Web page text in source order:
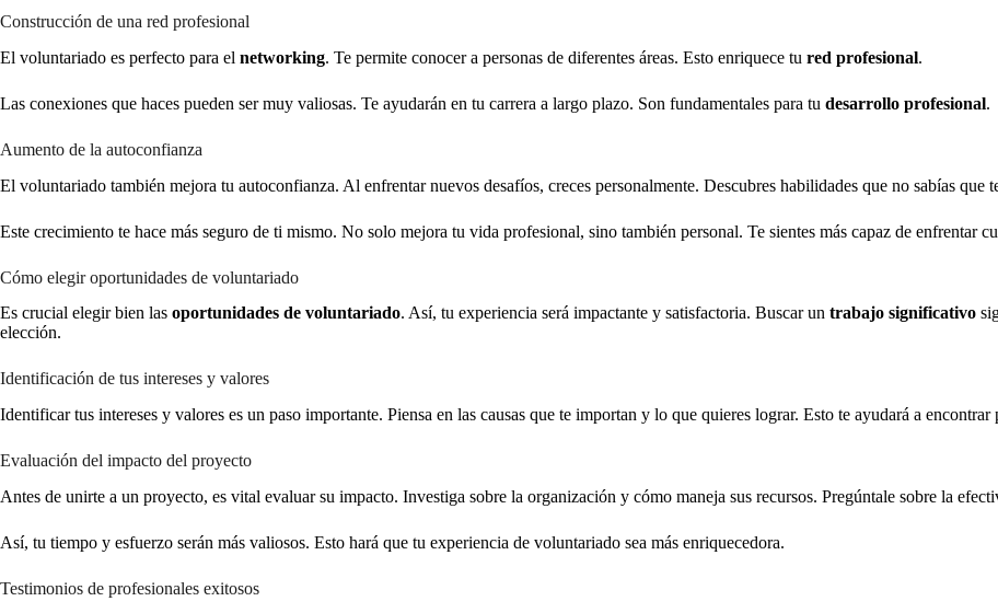
Construcción de una red profesional
El voluntariado es perfecto para el networking. Te permite conocer a personas de diferentes áreas. Esto enriquece tu red profesional.
Las conexiones que haces pueden ser muy valiosas. Te ayudarán en tu carrera a largo plazo. Son fundamentales para tu desarrollo profesional.
Aumento de la autoconfianza
El voluntariado también mejora tu autoconfianza. Al enfrentar nuevos desafíos, creces personalmente. Descubres habilidades que no sabías que
Este crecimiento te hace más seguro de ti mismo. No solo mejora tu vida profesional, sino también personal. Te sientes más capaz de enfrentar
Cómo elegir oportunidades de voluntariado
Es crucial elegir bien las oportunidades de voluntariado. Así, tu experiencia será impactante y satisfactoria. Buscar un trabajo significativo
elección.
Identificación de tus intereses y valores
Identificar tus intereses y valores es un paso importante. Piensa en las causas que te importan y lo que quieres lograr. Esto te ayudará a
Evaluación del impacto del proyecto
Antes de unirte a un proyecto, es vital evaluar su impacto. Investiga sobre la organización y cómo maneja sus recursos. Pregúntale sobre la
Así, tu tiempo y esfuerzo serán más valiosos. Esto hará que tu experiencia de voluntariado sea más enriquecedora.
Testimonios de profesionales exitosos